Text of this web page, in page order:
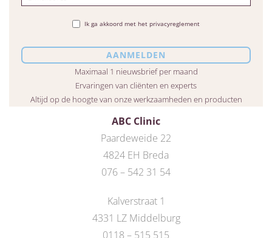
ABC Clinic
Paardeweide 22
4824 EH Breda
076 – 542 31 54
Kalverstraat 1
4331 LZ Middelburg
0118 – 515 515
Ik ga akkoord met het privacyreglement
Maximaal 1 nieuwsbrief per maand
Ervaringen van cliënten en experts
Altijd op de hoogte van onze werkzaamheden en producten